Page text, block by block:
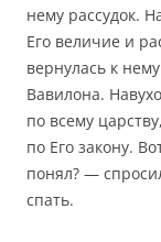
нему рассудок.
Его величие и
вернулась к
Вавилона.
по всему
по Его закону.
понял? —
спать.